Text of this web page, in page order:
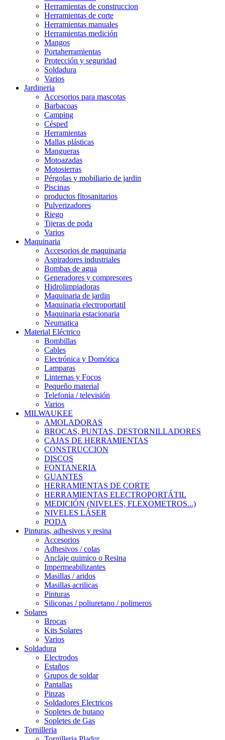
Herramientas de construccion
Herramientas de corte
Herramientas manuales
Herramientas medición
Mangos
Portaherramientas
Protección y seguridad
Soldadura
Varios
Jardineria
Accesorios para mascotas
Barbacoas
Camping
Césped
Herramientas
Mallas plásticas
Mangueras
Motoazadas
Motosierras
Pérgolas y mobiliario de jardin
Piscinas
productos fitosanitarios
Pulverizadores
Riego
Tijeras de poda
Varios
Maquinaria
Accesorios de maquinaria
Aspiradores industriales
Bombas de agua
Generadores y compresores
Hidrolimpiadoras
Maquinaria de jardin
Maquinaria electroportatil
Maquinaria estacionaria
Neumatica
Material Eléctrico
Bombillas
Cables
Electrónica y Domótica
Lamparas
Linternas y Focos
Pequeño material
Telefonia / televisión
Varios
MILWAUKEE
AMOLADORAS
BROCAS, PUNTAS, DESTORNILLADORES
CAJAS DE HERRAMIENTAS
CONSTRUCCION
DISCOS
FONTANERIA
GUANTES
HERRAMIENTAS DE CORTE
HERRAMIENTAS ELECTROPORTÁTIL
MEDICIÓN (NIVELES, FLEXOMETROS...)
NIVELES LÁSER
PODA
Pinturas, adhesivos y resina
Accesorios
Adhesivos / colas
Anclaje quimico o Resina
Impermeabilizantes
Masillas / aridos
Masillas acrilicas
Pinturas
Siliconas / poliuretano / polimeros
Solares
Brocas
Kits Solares
Varios
Soldadura
Electrodos
Estaños
Grupos de soldar
Pantallas
Pinzas
Soldadores Electricos
Sopletes de butano
Sopletes de Gas
Tornilleria